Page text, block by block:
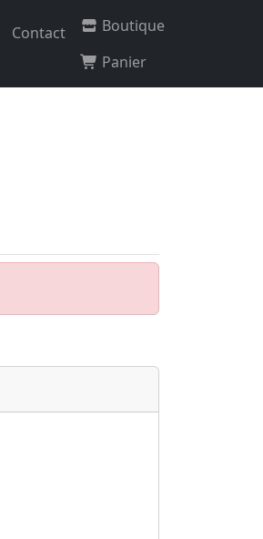
Contact
Boutique
Panier